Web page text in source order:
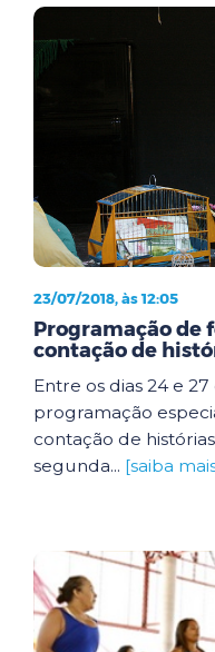
23/07/2018, às 12:05
Programação de
contação de
Entre os dias 24 e
programação
contação de
segunda... [saiba